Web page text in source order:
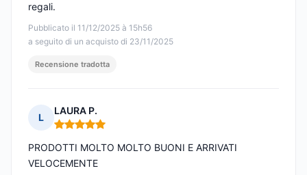
Pubblicato il 11/12/2025 à 15h56
a seguito di un acquisto di 23/11/2025
regali.
Recensione tradotta
L
LAURA P.
Nota: 5 su 5
PRODOTTI MOLTO MOLTO BUONI E ARRIVATI
VELOCEMENTE